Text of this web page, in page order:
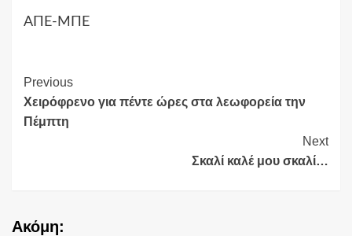
ΑΠΕ-ΜΠΕ
Continue
Reading
Previous
Χειρόφρενο για πέντε ώρες στα λεωφορεία την
Πέμπτη
Next
Σκαλί καλέ μου σκαλί…
Ακόμη: